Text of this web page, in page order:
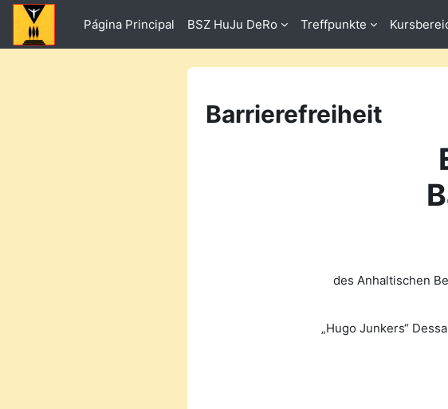
Salta al contenido principal
Página Principal
BSZ HuJu DeRo Treffpunkte
Barrierefreiheit
des Anhaltischen
„Hugo Junkers“